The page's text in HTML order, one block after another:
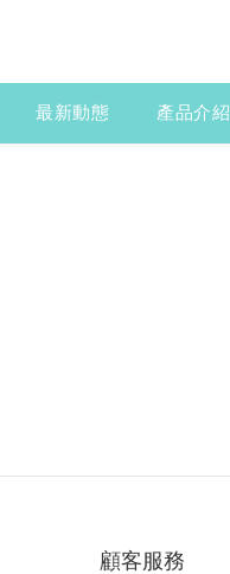
最新動態 產品介紹
顧客服務